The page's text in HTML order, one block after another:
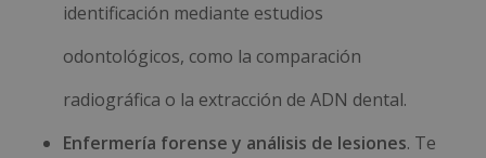
identificación mediante estudios
odontológicos, como la comparación
radiográfica o la extracción de ADN dental.
Enfermería forense y análisis de lesiones. Te